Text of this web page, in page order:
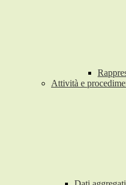
Attività e